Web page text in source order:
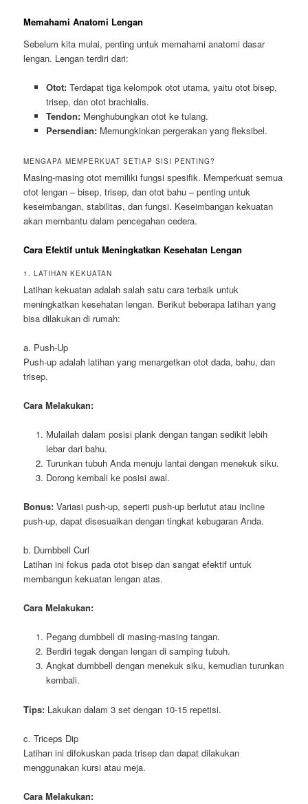
Memahami Anatomi Lengan
Sebelum kita mulai, penting untuk memahami anatomi dasar
lengan. Lengan terdiri dari:
Otot:Terdapat tiga kelompok otot utama, yaitu otot bisep,
trisep, dan otot brachialis.
Tendon:Menghubungkan otot ke tulang.
Persendian:Memungkinkan pergerakan yang fleksibel.
MENGAPA MEMPERKUAT SETIAP SISI PENTING?
Masing-masing otot memiliki fungsi spesifik. Memperkuat semua
otot lengan – bisep, trisep, dan otot bahu – penting untuk
keseimbangan, stabilitas, dan fungsi. Keseimbangan kekuatan
akan membantu dalam pencegahan cedera.
Cara Efektif untuk Meningkatkan Kesehatan Lengan
1. LATIHAN KEKUATAN
Latihan kekuatan adalah salah satu cara terbaik untuk
meningkatkan kesehatan lengan. Berikut beberapa latihan yang
bisa dilakukan di rumah:
a. Push-Up
Push-up adalah latihan yang menargetkan otot dada, bahu, dan
trisep.
Cara Melakukan:
Mulailah dalam posisi plank dengan tangan sedikit lebih
lebar dari bahu.
Turunkan tubuh Anda menuju lantai dengan menekuk siku.
Dorong kembali ke posisi awal.
Bonus: Variasi push-up, seperti push-up berlutut atau incline
push-up, dapat disesuaikan dengan tingkat kebugaran Anda.
b. Dumbbell Curl
Latihan ini fokus pada otot bisep dan sangat efektif untuk
membangun kekuatan lengan atas.
Cara Melakukan:
Pegang dumbbell di masing-masing tangan.
Berdiri tegak dengan lengan di samping tubuh.
Angkat dumbbell dengan menekuk siku, kemudian turunkan
kembali.
Tips: Lakukan dalam 3 set dengan 10-15 repetisi.
c. Triceps Dip
Latihan ini difokuskan pada trisep dan dapat dilakukan
menggunakan kursi atau meja.
Cara Melakukan: